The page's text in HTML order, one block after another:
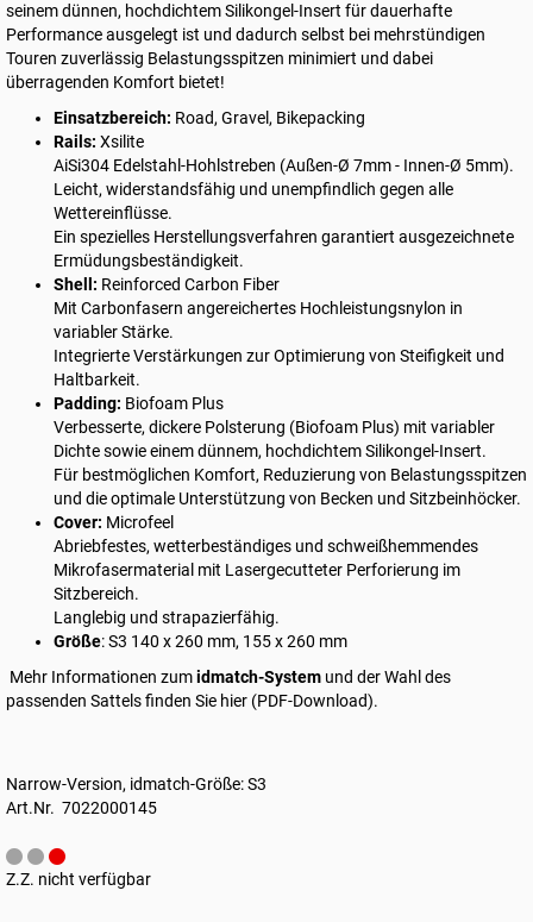
seinem dünnen, hochdichtem Silikongel-Insert für dauerhafte
Performance ausgelegt ist und dadurch selbst bei mehrstündigen
Touren zuverlässig Belastungsspitzen minimiert und dabei
überragenden Komfort bietet!
Einsatzbereich: Road, Gravel, Bikepacking
Rails: Xsilite
AiSi304 Edelstahl-Hohlstreben (Außen-Ø 7mm - Innen-Ø 5mm).
Leicht, widerstandsfähig und unempfindlich gegen alle
Wettereinflüsse.
Ein spezielles Herstellungsverfahren garantiert ausgezeichnete
Ermüdungsbeständigkeit.
Shell: Reinforced Carbon Fiber
Mit Carbonfasern angereichertes Hochleistungsnylon in
variabler Stärke.
Integrierte Verstärkungen zur Optimierung von Steifigkeit und
Haltbarkeit.
Padding: Biofoam Plus
Verbesserte, dickere Polsterung (Biofoam Plus) mit variabler
Dichte sowie einem dünnem, hochdichtem Silikongel-Insert.
Für bestmöglichen Komfort, Reduzierung von Belastungsspitzen
und die optimale Unterstützung von Becken und Sitzbeinhöcker.
Cover: Microfeel
Abriebfestes, wetterbeständiges und schweißhemmendes
Mikrofasermaterial mit Lasergecutteter Perforierung im
Sitzbereich.
Langlebig und strapazierfähig.
Größe: S3 140 x 260 mm, 155 x 260 mm
Mehr Informationen zumidmatch-System und der Wahl des
passenden Sattels finden Sie hier (PDF-Download).
Narrow-Version, idmatch-Größe: S3
Art.Nr. 7022000145
Z.Z. nicht verfügbar